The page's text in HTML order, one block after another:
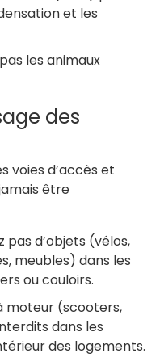
et les
les animaux
des
voies d’accès et
être
pas d’objets (vélos,
meubles) dans les
ou couloirs.
moteur (scooters,
dans les
des logements.